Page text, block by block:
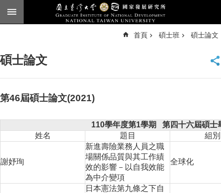
跳到主要內容區塊
臺
頁
本
所
首頁 碩士班 碩士論文
碩士論文
第46屆碩士論文(2021)
110學年度第1學期 第四十六屆碩士
姓名
題目 組別
謝妤珣
新進壽險業務人員之職
場關係品質與其工作績
效的影響－以自我效能
為中介變項
全球化
日本憲法第九條之下自